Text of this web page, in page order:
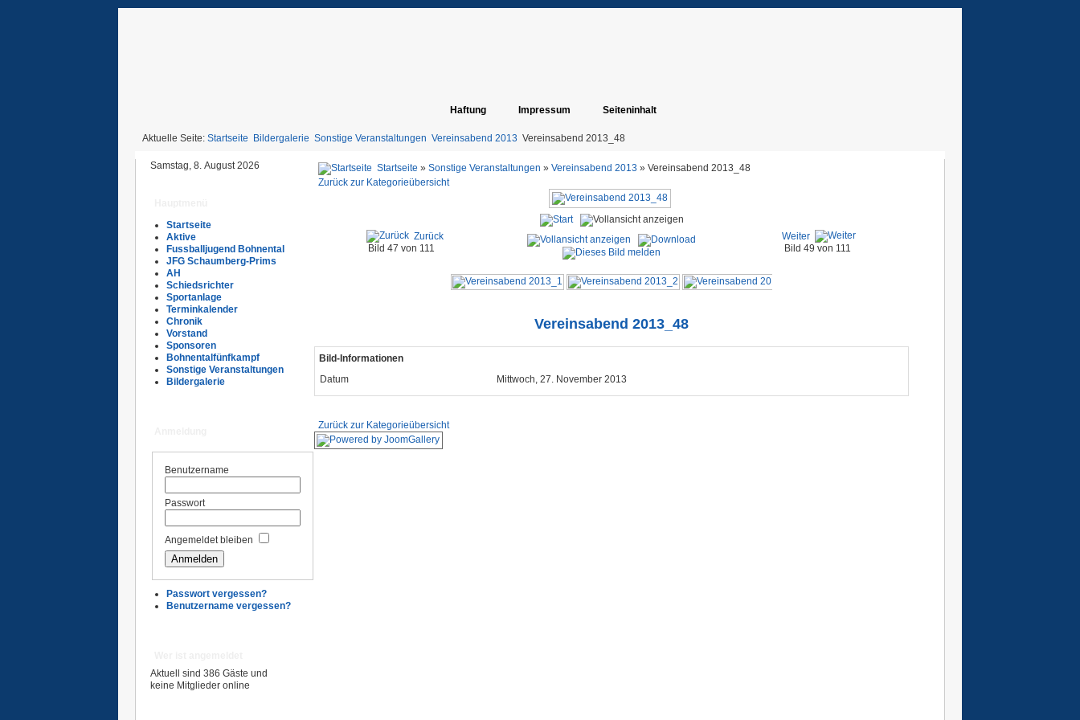
Haftung Impressum Seiteninhalt
Aktuelle Seite: Startseite Bildergalerie Sonstige Veranstaltungen Vereinsabend 2013 Vereinsabend 2013_48
Samstag, 8. August 2026
Startseite
Aktive
Fussballjugend Bohnental
JFG Schaumberg-Prims
AH
Schiedsrichter
Sportanlage
Terminkalender
Chronik
Vorstand
Sponsoren
Bohnentalfünfkampf
Sonstige Veranstaltungen
Bildergalerie
Benutzername
Passwort
Angemeldet bleiben
Passwort vergessen?
Benutzername vergessen?
Aktuell sind 386 Gäste und
keine Mitglieder online
Startseite » Sonstige Veranstaltungen » Vereinsabend 2013 » Vereinsabend 2013_48
Zurück zur Kategorieübersicht
Zurück
Bild 47 von 111
Weiter
Bild 49 von 111
Vereinsabend 2013_48
Bild-Informationen
Datum
Mittwoch, 27. November 2013
Zurück zur Kategorieübersicht